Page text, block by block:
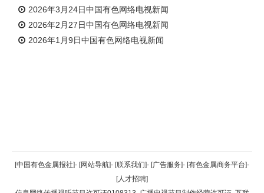
2026年3月24日中国有色网络电视新闻
2026年2月27日中国有色网络电视新闻
2026年1月9日中国有色网络电视新闻
返回顶部
返回首页
[中国有色金属报社]- [网站导航]- [联系我们]- [广告服务]- [有色金属商务平台]-
[人才招聘]